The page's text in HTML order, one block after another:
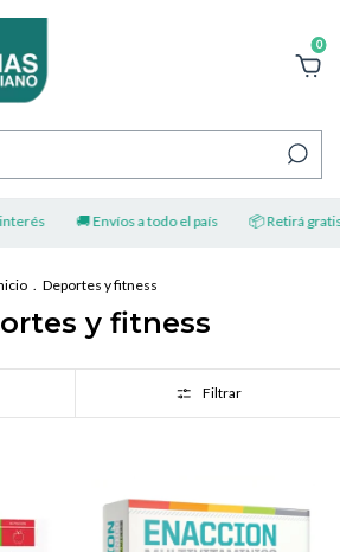
0
🚚 Envíos a todo el país 📦 Retirá gratis por
. Deportes y fitness
y fitness
Filtrar